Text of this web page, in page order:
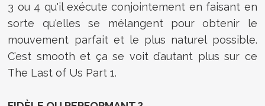
3 ou 4 qu'il exécute conjointement en faisant en
sorte qu'elles se mélangent pour obtenir le
mouvement parfait et le plus naturel possible.
C’est smooth et ça se voit d’autant plus sur ce
The Last of Us Part 1.